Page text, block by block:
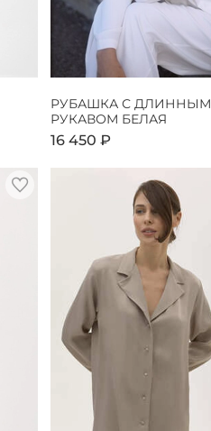
РУБАШКА С ДЛИННЫМ
РУКАВОМ БЕЛАЯ
16 450 ₽